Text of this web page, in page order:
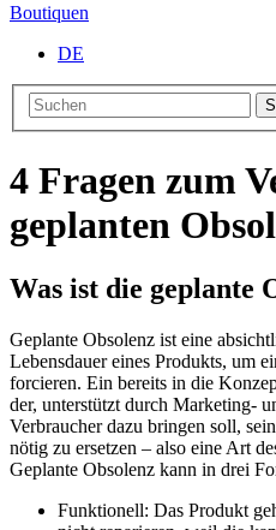
Boutiquen
DE
4 Fragen zum
geplanten
Was ist die geplante
Geplante Obsolenz ist eine
Lebensdauer eines Produkts, um
forcieren. Ein bereits in die
der, unterstützt durch Marketing-
Verbraucher dazu bringen soll,
nötig zu ersetzen – also eine Art
Geplante Obsolenz kann in drei
Funktionell: Das Produkt